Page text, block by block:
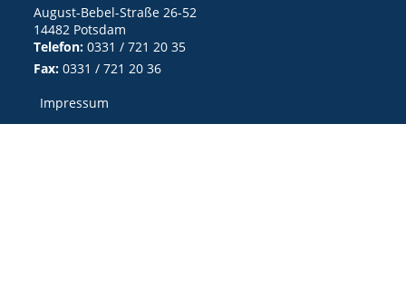
August-Bebel-Straße 26-52
14482 Potsdam
Telefon: 0331 / 721 20 35
Fax: 0331 / 721 20 36
Impressum